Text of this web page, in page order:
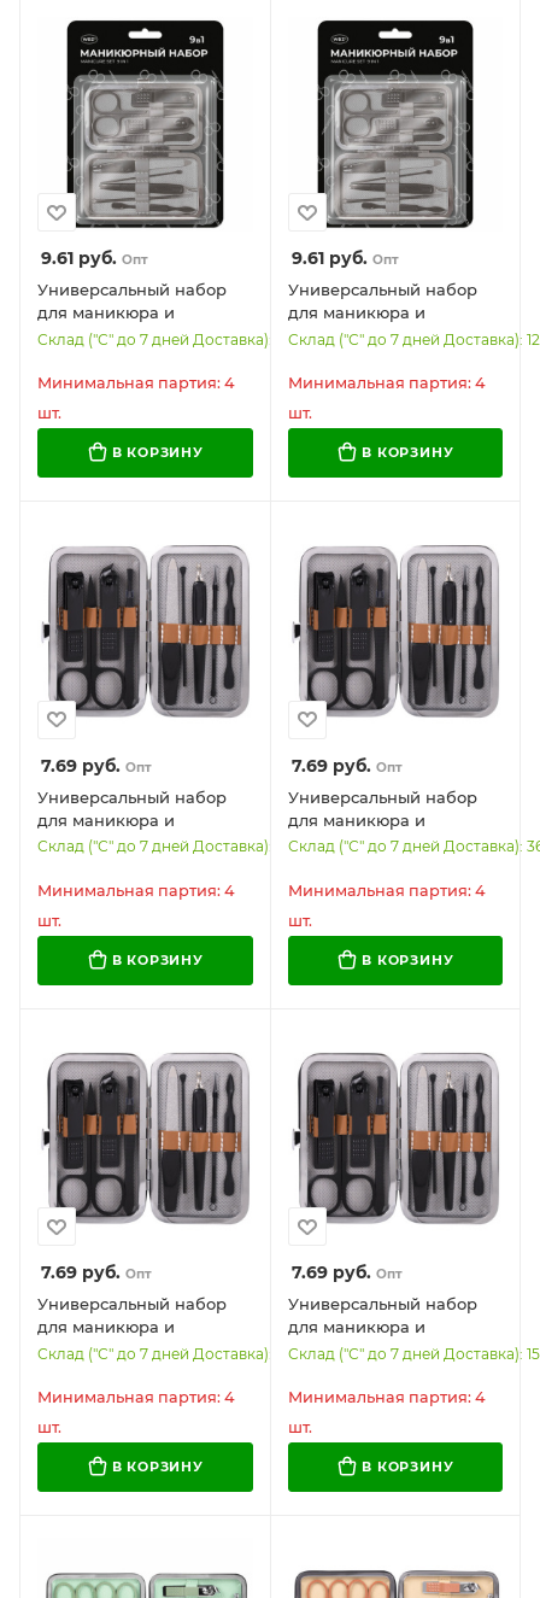
9.61 руб. Опт
Универсальный набор
для маникюра и
педикюра 9 в 1 в
блистер, WBZ, 609497
Склад ("С" до 7 дней Доставка): 355
Минимальная партия: 4
шт.
В КОРЗИНУ
9.61руб. Опт
Универсальный набор
для маникюра и
педикюра 9 в 1 в
карбон, блиcтер, WBZ,
Склад ("С" до 7 дней Доставка):
Минимальная партия: 4
шт.
В КОРЗИНУ
7.69 руб. Опт
Универсальный набор
для маникюра и
педикюра 9 в 1 в
WBZ, 609493
Склад ("С" до 7 дней Доставка): 1793
Минимальная партия: 4
шт.
В КОРЗИНУ
7.69руб. Опт
Универсальный набор
для маникюра и
педикюра 9 в 1 в
WBZ, 609492
Склад ("С" до 7 дней Доставка):
Минимальная партия: 4
шт.
В КОРЗИНУ
7.69 руб. Опт
Универсальный набор
для маникюра и
педикюра 9 в 1 в
WBZ, 609491
Склад ("С" до 7 дней Доставка): 1677
Минимальная партия: 4
шт.
В КОРЗИНУ
7.69руб. Опт
Универсальный набор
для маникюра и
педикюра 9 в 1 в
карбон, WBZ, 609490
Склад ("С" до 7 дней Доставка):
Минимальная партия: 4
шт.
В КОРЗИНУ